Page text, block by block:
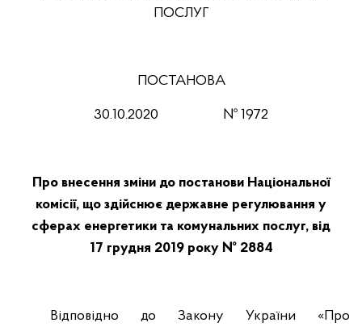
ПОСЛУГ
ПОСТАНОВА
30.10.2020 № 1972
Про внесення зміни до постанови Національної
комісії, що здійснює державне регулювання у
сферах енергетики та комунальних послуг, від
17 грудня 2019 року № 2884
Відповідно до Закону України «Про